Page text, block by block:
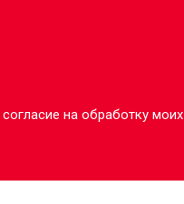
на обработку моих